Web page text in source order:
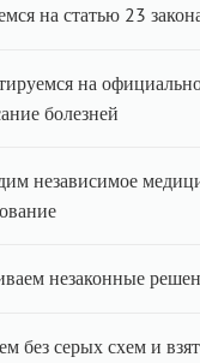
на статью 23
на
болезней
независимое
незаконные
без серых схем и